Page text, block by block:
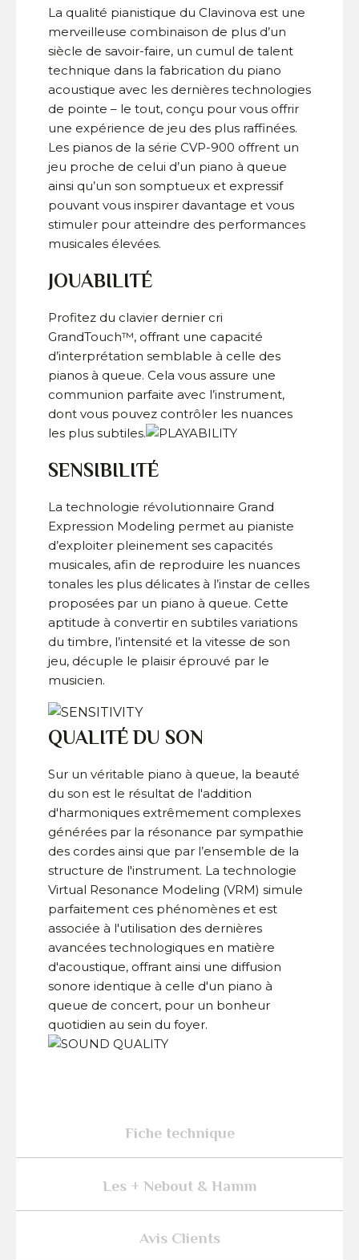
La qualité pianistique du Clavinova est une
merveilleuse combinaison de plus d’un
siècle de savoir-faire, un cumul de talent
technique dans la fabrication du piano
acoustique avec les dernières technologies
de pointe – le tout, conçu pour vous offrir
une expérience de jeu des plus raffinées.
Les pianos de la série CVP-900 offrent un
jeu proche de celui d’un piano à queue
ainsi qu’un son somptueux et expressif
pouvant vous inspirer davantage et vous
stimuler pour atteindre des performances
musicales élevées.
JOUABILITÉ
Profitez du clavier dernier cri
GrandTouch™, offrant une capacité
d’interprétation semblable à celle des
pianos à queue. Cela vous assure une
communion parfaite avec l’instrument,
dont vous pouvez contrôler les nuances
les plus subtiles.
SENSIBILITÉ
La technologie révolutionnaire Grand
Expression Modeling permet au pianiste
d’exploiter pleinement ses capacités
musicales, afin de reproduire les nuances
tonales les plus délicates à l’instar de celles
proposées par un piano à queue. Cette
aptitude à convertir en subtiles variations
du timbre, l’intensité et la vitesse de son
jeu, décuple le plaisir éprouvé par le
musicien.
QUALITÉ DU SON
Sur un véritable piano à queue, la beauté
du son est le résultat de l'addition
d'harmoniques extrêmement complexes
générées par la résonance par sympathie
des cordes ainsi que par l’ensemble de la
structure de l'instrument. La technologie
Virtual Resonance Modeling (VRM) simule
parfaitement ces phénomènes et est
associée à l'utilisation des dernières
avancées technologiques en matière
d'acoustique, offrant ainsi une diffusion
sonore identique à celle d'un piano à
queue de concert, pour un bonheur
quotidien au sein du foyer.
Fiche technique
Les + Nebout & Hamm
Avis Clients